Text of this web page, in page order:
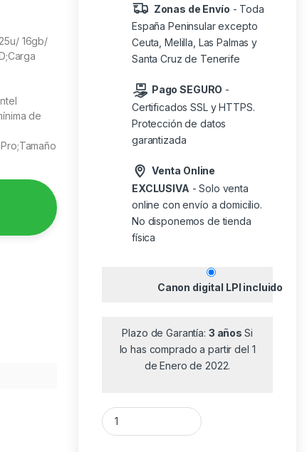
16gb/
de
Zonas de Envío - Toda
España Peninsular excepto
Ceuta, Melilla, Las Palmas y
Santa Cruz de Tenerife
Pago SEGURO -
Certificados SSL y HTTPS.
Protección de datos
garantizada
Venta Online
EXCLUSIVA - Solo venta
online con envío a domicilio.
No disponemos de tienda
física
Canon digital LPI incluido
Plazo de Garantía: 3 años Si
lo has comprado a partir del 1
de Enero de 2022.
Portátil HP ProBook 4 G1i AD2U5ET Intel